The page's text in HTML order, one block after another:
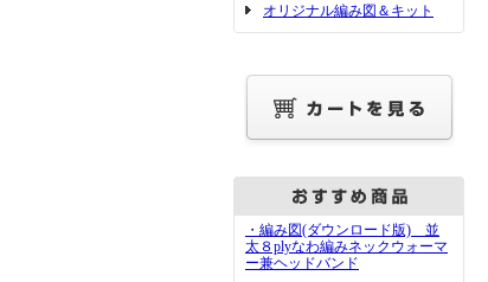
オリジナル編み図＆キット
・編み図(ダウンロード版) 並
太８plyなわ編みネックウォーマ
ー兼ヘッドバンド